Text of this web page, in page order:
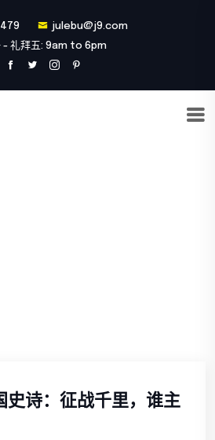
julebu@j9.com
- 礼拜五: 9am to 6pm
史诗：征战千里，谁主